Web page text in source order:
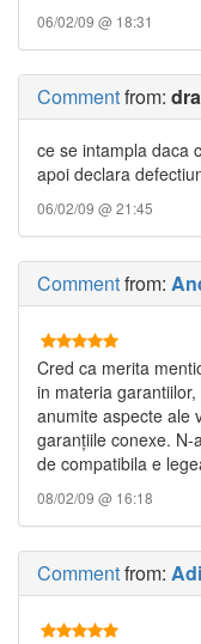
06/02/09 @ 18:31
Commentfrom:
ce se intampla daca
apoi declara
06/02/09 @ 21:45
Commentfrom:
Cred ca merita
in materia
anumite aspecte ale
garanțiile conexe.
de compatibila e
08/02/09 @ 16:18
Commentfrom: Adi